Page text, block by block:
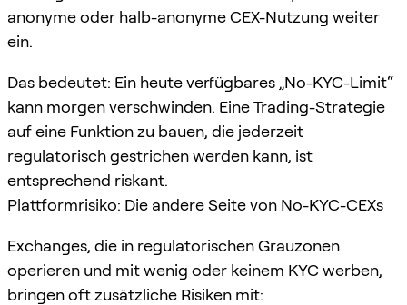
anonyme oder halb-anonyme CEX-Nutzung weiter
ein.
Das bedeutet: Ein heute verfügbares „No-KYC-Limit“
kann morgen verschwinden. Eine Trading-Strategie
auf eine Funktion zu bauen, die jederzeit
regulatorisch gestrichen werden kann, ist
entsprechend riskant.
Plattformrisiko: Die andere Seite von No-KYC-CEXs
Exchanges, die in regulatorischen Grauzonen
operieren und mit wenig oder keinem KYC werben,
bringen oft zusätzliche Risiken mit: